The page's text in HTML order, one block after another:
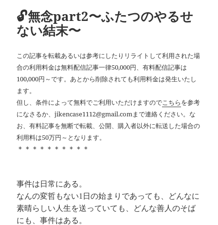
🔓無念part2〜ふたつのやるせ
ない結末〜
この記事を転載あるいは参考にしたりリライトして利用された場
合の利用料金は無料配信記事一律50,000円、有料配信記事は
100,000円～です。あとから削除されても利用料金は発生いたし
ます。
但し、条件によって無料でご利用いただけますのでこちらを参考
になさるか、jikencase1112@gmail.comまで連絡ください。な
お、有料記事を無断で転載、公開、購入者以外に転送した場合の
利用料は50万円～となります。
＊＊＊＊＊＊＊＊＊＊
事件は日常にある。
なんの変哲もない1日の始まりであっても、どんなに
素晴らしい人生を送っていても、どんな善人のそば
にも、事件はある。